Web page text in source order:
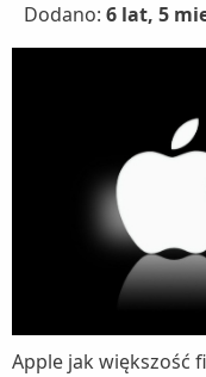
Dodano: 6 lat, 5
Apple jak większość